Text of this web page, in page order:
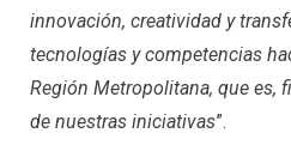
innovación, creatividad y
tecnologías y competencias
Región Metropolitana, que es,
de nuestras iniciativas”.